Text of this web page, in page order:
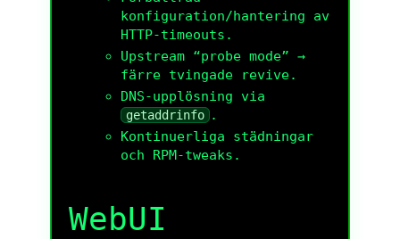
konfiguration/hantering av
HTTP-timeouts.
Upstream “probe mode” →
färre tvingade revive.
DNS-upplösning via
getaddrinfo .
Kontinuerliga städningar
och RPM-tweaks.
WebUI